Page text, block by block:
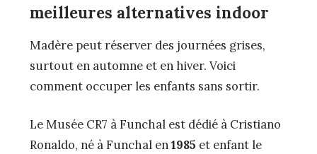
meilleures alternatives indoor
Madère peut réserver des journées grises,
surtout en automne et en hiver. Voici
comment occuper les enfants sans sortir.
Le Musée CR7 à Funchal est dédié à Cristiano
Ronaldo, né à Funchal en1985 et enfant le